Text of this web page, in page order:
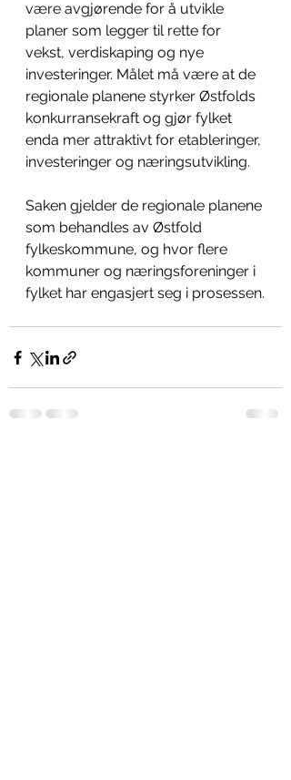
være avgjørende for å utvikle
planer som legger til rette for
vekst, verdiskaping og nye
investeringer. Målet må være at de
regionale planene styrker Østfolds
konkurransekraft og gjør fylket
enda mer attraktivt for etableringer,
investeringer og næringsutvikling.
Saken gjelder de regionale planene
som behandles av Østfold
fylkeskommune, og hvor flere
kommuner og næringsforeninger i
fylket har engasjert seg i prosessen.